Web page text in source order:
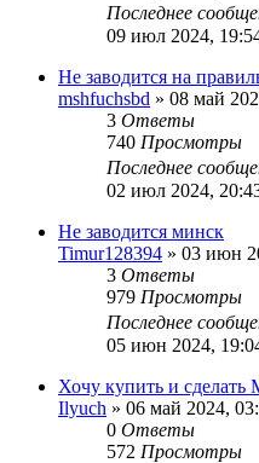
Последнее
09 июл 2024,
Не заводится на
mshfuchsbd » 08 май
3 Ответы
740 Просмотры
Последнее
02 июл 2024,
Не заводится минск
Timur128394 » 03 июн
3 Ответы
979 Просмотры
Последнее
05 июн 2024,
Хочу купить и сделать
Ilyuch » 06 май 2024,
0 Ответы
572 Просмотры